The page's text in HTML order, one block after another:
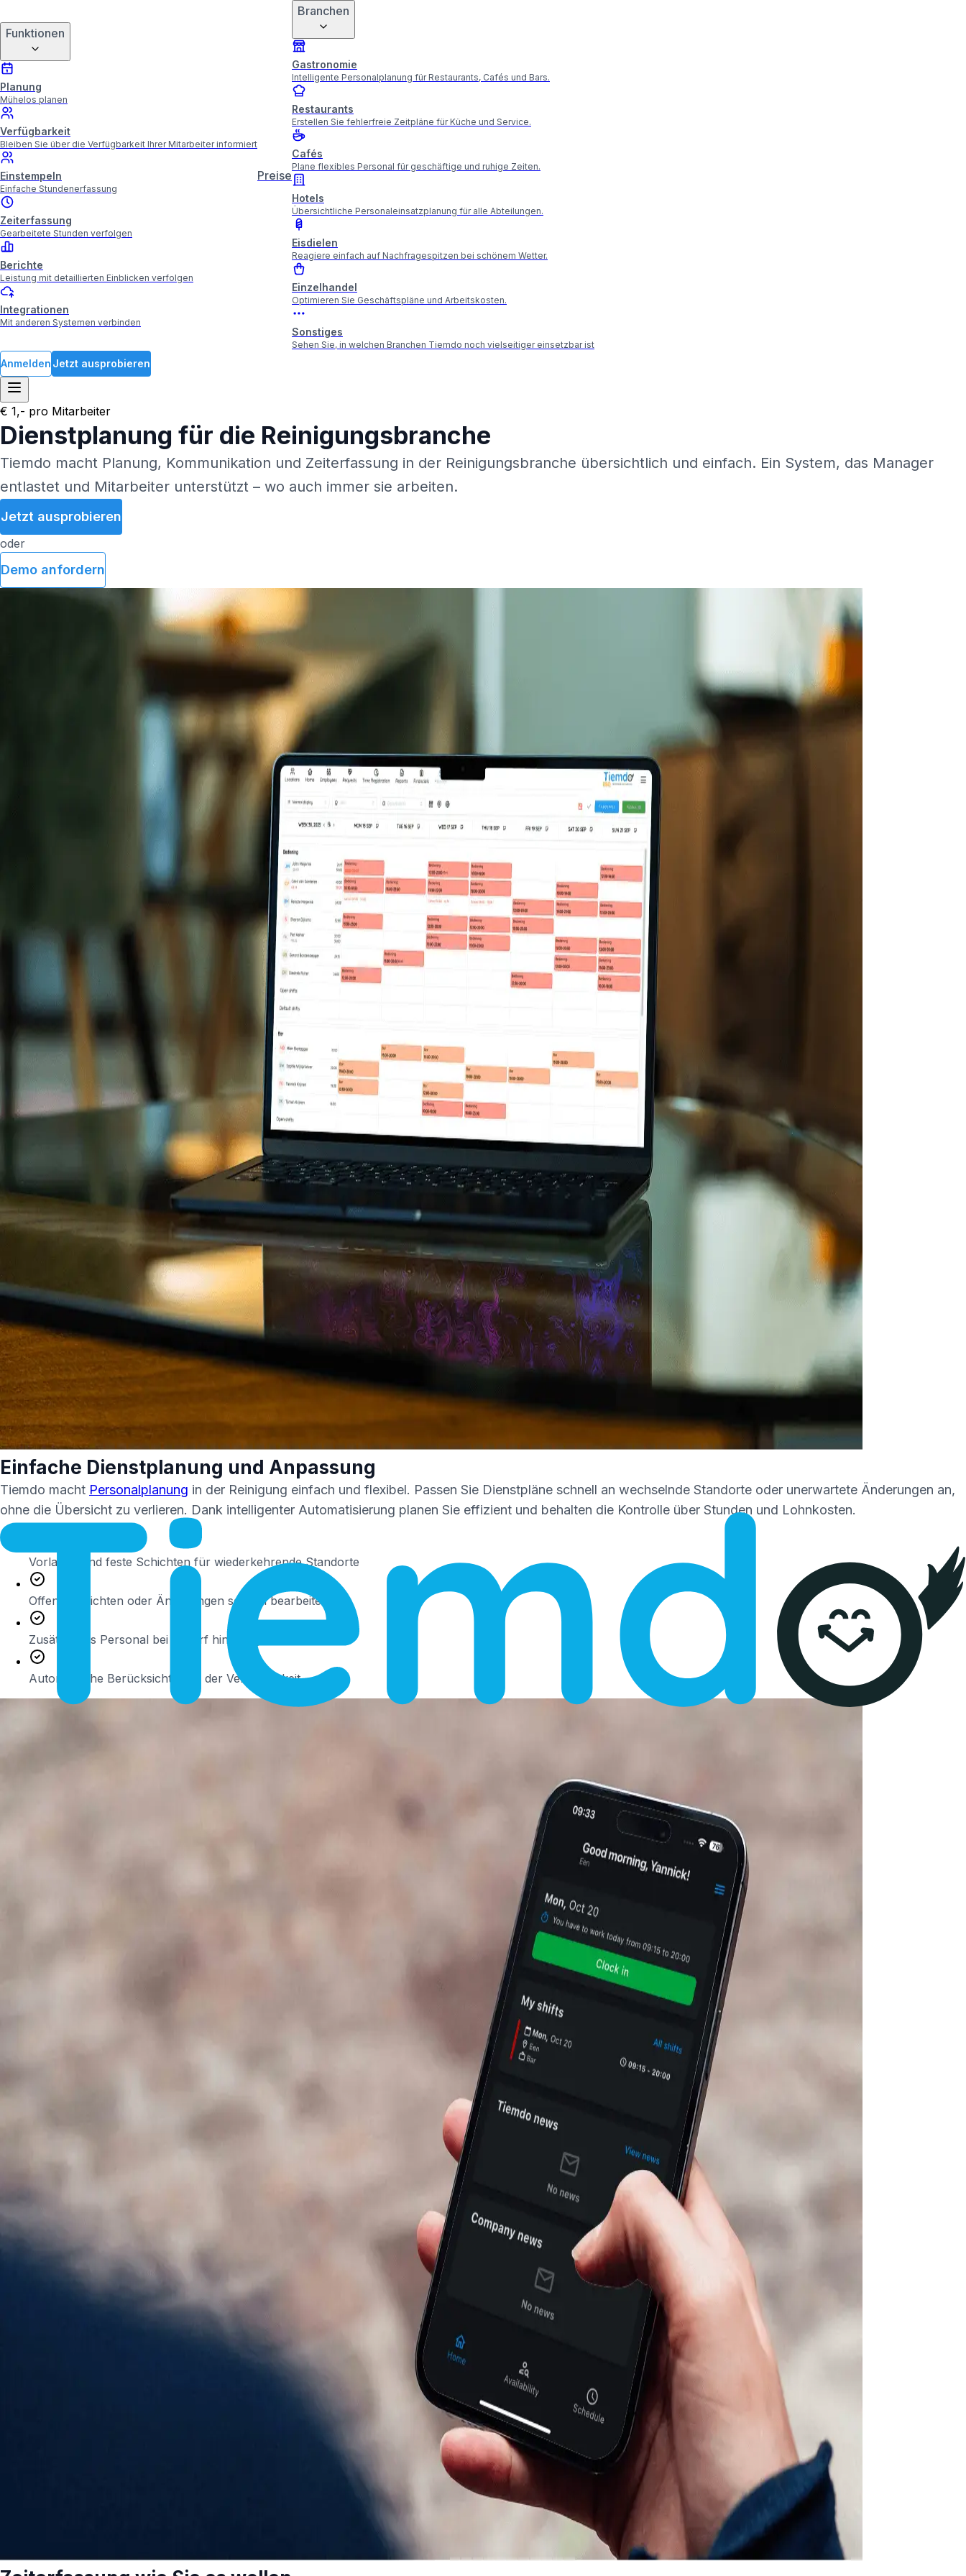
Funktionen
Planung
Mühelos planen
Verfügbarkeit
Bleiben Sie über die Verfügbarkeit Ihrer Mitarbeiter informiert
Einstempeln
Einfache Stundenerfassung
Zeiterfassung
Gearbeitete Stunden verfolgen
Berichte
Leistung mit detaillierten Einblicken verfolgen
Integrationen
Mit anderen Systemen verbinden
Preise
Branchen
Gastronomie
Intelligente Personalplanung für Restaurants, Cafés und Bars.
Restaurants
Erstellen Sie fehlerfreie Zeitpläne für Küche und Service.
Cafés
Plane flexibles Personal für geschäftige und ruhige Zeiten.
Hotels
Übersichtliche Personaleinsatzplanung für alle Abteilungen.
Eisdielen
Reagiere einfach auf Nachfragespitzen bei schönem Wetter.
Einzelhandel
Optimieren Sie Geschäftspläne und Arbeitskosten.
Sonstiges
Sehen Sie, in welchen Branchen Tiemdo noch vielseitiger einsetzbar ist
Anmelden Jetzt ausprobieren
€ 1,- pro Mitarbeiter
Dienstplanung für die Reinigungsbranche
Tiemdo macht Planung, Kommunikation und Zeiterfassung in der Reinigungsbranche übersichtlich und einfach. Ein System, das Manager
entlastet und Mitarbeiter unterstützt – wo auch immer sie arbeiten.
Jetzt ausprobieren
oder
Demo anfordern
Einfache Dienstplanung und Anpassung
Tiemdo macht Personalplanung in der Reinigung einfach und flexibel. Passen Sie Dienstpläne schnell an wechselnde Standorte oder unerwartete Änderungen an,
ohne die Übersicht zu verlieren. Dank intelligenter Automatisierung planen Sie effizient und behalten die Kontrolle über Stunden und Lohnkosten.
Vorlagen und feste Schichten für wiederkehrende Standorte
Offene Schichten oder Änderungen schnell bearbeiten
Zusätzliches Personal bei Bedarf hinzufügen
Automatische Berücksichtigung der Verfügbarkeit